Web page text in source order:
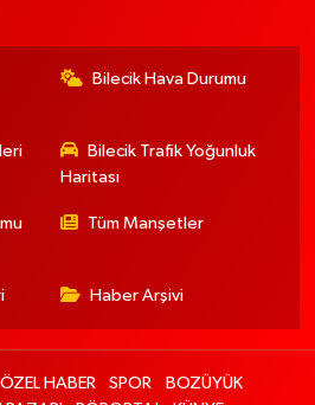
Bilecik Hava Durumu
Bilecik Trafik Yoğunluk
Haritası
Tüm Manşetler
Haber Arşivi
ÖZEL HABER SPOR
BOZÜYÜK